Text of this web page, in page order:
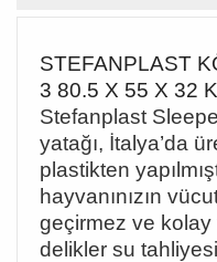
STEFANPLAST
3 80.5 X 55 X 32
Stefanplast
yatağı, İtalya’da
plastikten
hayvanınızın
geçirmez ve kolay
delikler su